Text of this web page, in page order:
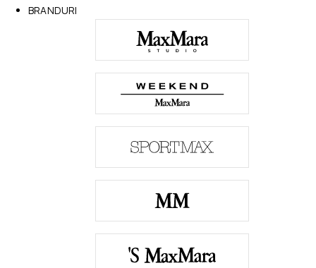
BRANDURI